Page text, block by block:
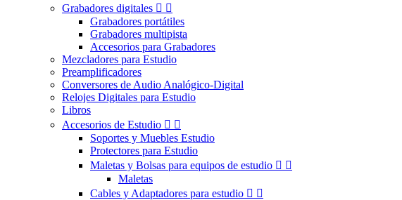
Grabadores digitales  
Grabadores portátiles
Grabadores multipista
Accesorios para Grabadores
Mezcladores para Estudio
Preamplificadores
Conversores de Audio Analógico-Digital
Relojes Digitales para Estudio
Libros
Accesorios de Estudio  
Soportes y Muebles Estudio
Protectores para Estudio
Maletas y Bolsas para equipos de estudio  
Maletas
Cables y Adaptadores para estudio  